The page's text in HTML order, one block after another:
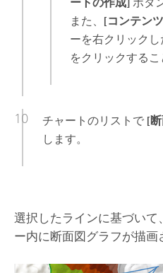
ートの作成] ボタ
また、 [コンテン
ーを右クリックし
をクリックするこ
チャートのリストで [
します。
選択したラインに基づい
ー内に断面図グラフが描画